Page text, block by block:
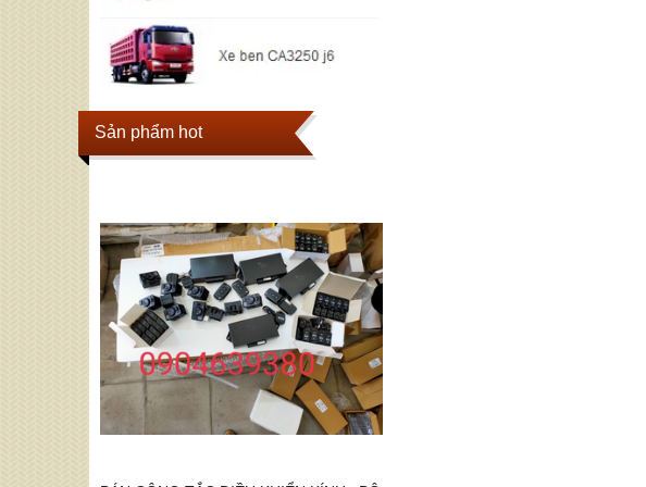
Sản phẩm hot